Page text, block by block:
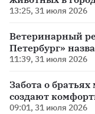
13:25, 31 июля 2026
Ветеринарный
Петербург»
11:39, 31 июля 2026
Забота о
создают
09:01, 31 июля 2026